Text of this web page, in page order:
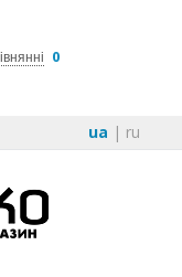
0
ua | ru